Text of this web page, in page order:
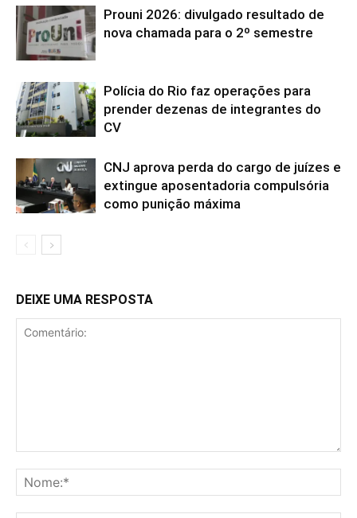
Prouni 2026: divulgado resultado de
nova chamada para o 2º semestre
Polícia do Rio faz operações para
prender dezenas de integrantes do
CV
CNJ aprova perda do cargo de juízes e
extingue aposentadoria compulsória
como punição máxima
DEIXE UMA RESPOSTA